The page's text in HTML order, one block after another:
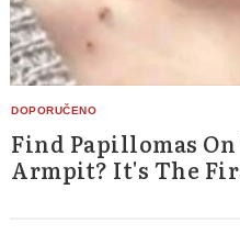
Find Papillomas
Armpit? It's The